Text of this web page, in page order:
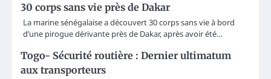
30 corps sans vie près de Dakar
La marine sénégalaise a découvert 30 corps sans vie à bord
d’une pirogue dérivante près de Dakar, après avoir été…
Togo- Sécurité routière : Dernier ultimatum
aux transporteurs